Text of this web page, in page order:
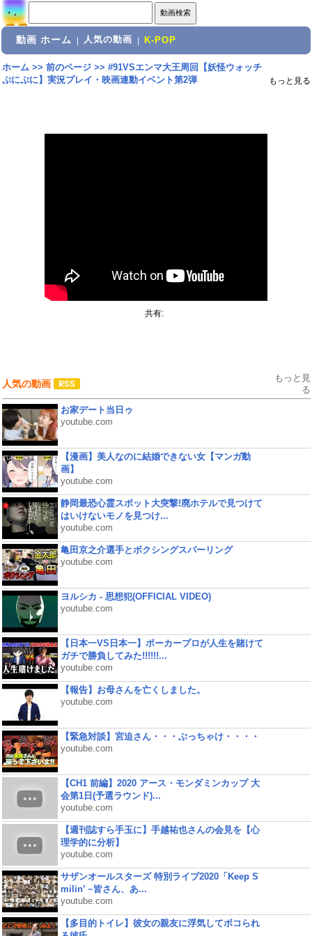
動画 ホーム 人気の動画 K-POP
ホーム>> 前のページ>> #91VSエンマ大王周回【妖怪ウォッチ
ぷにぷに】実況プレイ・映画連動イベント第2弾
もっと見る
共有:
人気の動画
もっと見
る
お家デート当日ゥ
youtube.com
【漫画】美人なのに結婚できない女【マンガ動
画】
youtube.com
静岡最恐心霊スポット大突撃!廃ホテルで見つけて
はいけないモノを見つけ...
youtube.com
亀田京之介選手とボクシングスパーリング
youtube.com
ヨルシカ - 思想犯(OFFICIAL VIDEO)
youtube.com
【日本一VS日本一】ポーカープロが人生を賭けて
ガチで勝負してみた!!!!!!...
youtube.com
【報告】お母さんを亡くしました。
youtube.com
【緊急対談】宮迫さん・・・ぶっちゃけ・・・・
youtube.com
【CH1 前編】2020 アース・モンダミンカップ 大
会第1日(予選ラウンド)...
youtube.com
【週刊誌すら手玉に】手越祐也さんの会見を【心
理学的に分析】
youtube.com
サザンオールスターズ 特別ライブ2020「Keep S
milin’ ~皆さん、あ...
youtube.com
【多目的トイレ】彼女の親友に浮気してボコられ